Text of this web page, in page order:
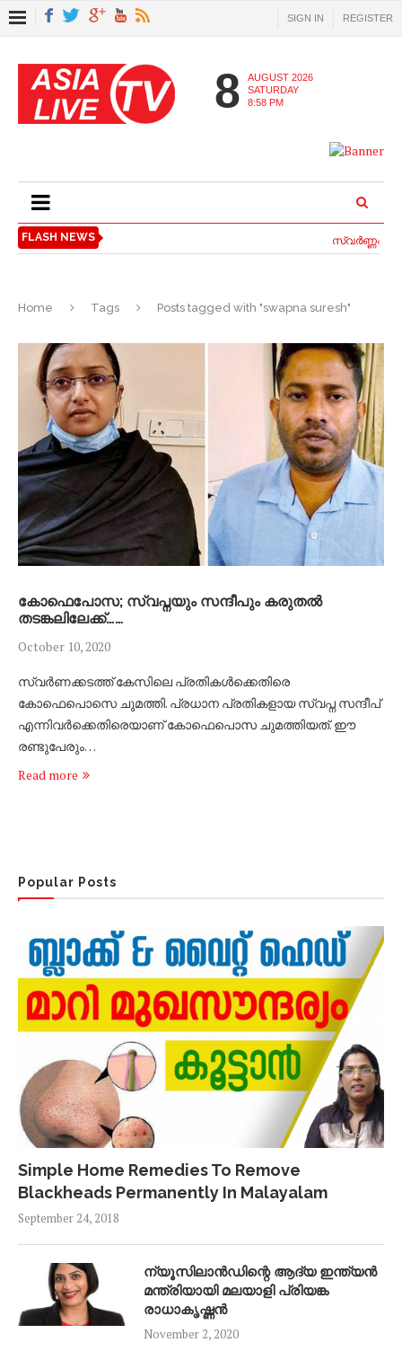
SIGN IN REGISTER
8
AUGUST 2026
SATURDAY
8:58 PM
FLASH NEWS
Home Tags Posts tagged with "swapna suresh"
കോഫെപോസ; സ്വപ്നയും സന്ദീപും കരുതല്‍
തടങ്കലിലേക്ക്……
October 10, 2020
സ്വർണക്കടത്ത് കേസിലെ പ്രതികൾക്കെതിരെ
കോഫെപൊസെ ചുമത്തി. പ്രധാന പ്രതികളായ സ്വപ്ന സന്ദീപ്
എന്നിവർക്കെതിരെയാണ് കോഫെപൊസ ചുമത്തിയത്. ഈ
രണ്ടുപേരും…
Read more
Popular Posts
Simple Home Remedies To Remove
Blackheads Permanently In Malayalam
September 24, 2018
ന്യൂസിലാൻഡിന്റെ ആദ്യ ഇന്ത്യൻ
മന്ത്രിയായി മലയാളി പ്രിയങ്ക
രാധാകൃഷ്ണൻ
November 2, 2020